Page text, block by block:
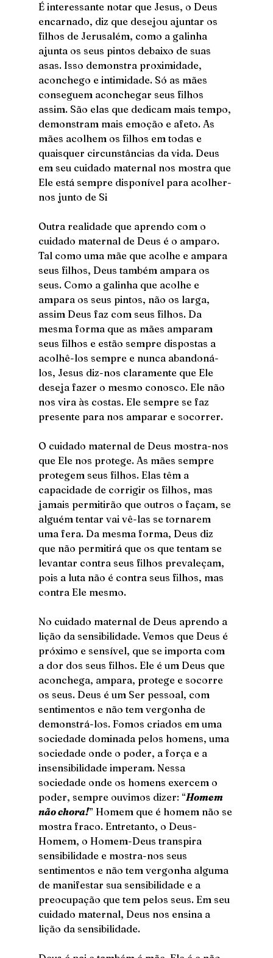
É interessante notar que Jesus, o Deus
encarnado, diz que desejou ajuntar os
filhos de Jerusalém, como a galinha
ajunta os seus pintos debaixo de suas
asas. Isso demonstra proximidade,
aconchego e intimidade. Só as mães
conseguem aconchegar seus filhos
assim. São elas que dedicam mais tempo,
demonstram mais emoção e afeto. As
mães acolhem os filhos em todas e
quaisquer circunstâncias da vida. Deus
em seu cuidado maternal nos mostra que
Ele está sempre disponível para acolher-
nos junto de Si
Outra realidade que aprendo com o
cuidado maternal de Deus é o amparo.
Tal como uma mãe que acolhe e ampara
seus filhos, Deus também ampara os
seus. Como a galinha que acolhe e
ampara os seus pintos, não os larga,
assim Deus faz com seus filhos. Da
mesma forma que as mães amparam
seus filhos e estão sempre dispostas a
acolhê-los sempre e nunca abandoná-
los, Jesus diz-nos claramente que Ele
deseja fazer o mesmo conosco. Ele não
nos vira às costas. Ele sempre se faz
presente para nos amparar e socorrer.
O cuidado maternal de Deus mostra-nos
que Ele nos protege. As mães sempre
protegem seus filhos. Elas têm a
capacidade de corrigir os filhos, mas
jamais permitirão que outros o façam, se
alguém tentar vai vê-las se tornarem
uma fera. Da mesma forma, Deus diz
que não permitirá que os que tentam se
levantar contra seus filhos prevaleçam,
pois a luta não é contra seus filhos, mas
contra Ele mesmo.
No cuidado maternal de Deus aprendo a
lição da sensibilidade. Vemos que Deus é
próximo e sensível, que se importa com
a dor dos seus filhos. Ele é um Deus que
aconchega, ampara, protege e socorre
os seus. Deus é um Ser pessoal, com
sentimentos e não tem vergonha de
demonstrá-los. Fomos criados em uma
sociedade dominada pelos homens, uma
sociedade onde o poder, a força e a
insensibilidade imperam. Nessa
sociedade onde os homens exercem o
poder, sempre ouvimos dizer: “Homem
não chora!” Homem que é homem não se
mostra fraco. Entretanto, o Deus-
Homem, o Homem-Deus transpira
sensibilidade e mostra-nos seus
sentimentos e não tem vergonha alguma
de manifestar sua sensibilidade e a
preocupação que tem pelos seus. Em seu
cuidado maternal, Deus nos ensina a
lição da sensibilidade.